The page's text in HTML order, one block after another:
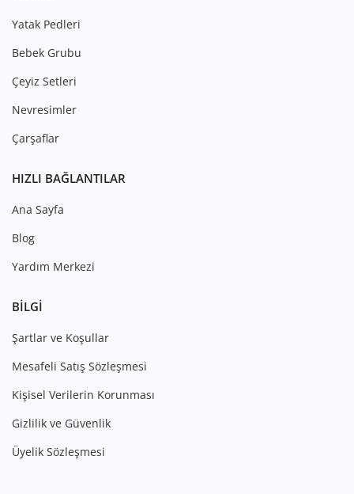
Yatak Pedleri
Bebek Grubu
Çeyiz Setleri
Nevresimler
Çarşaflar
HIZLI BAĞLANTILAR
Ana Sayfa
Blog
Yardım Merkezi
BILGI
Şartlar ve Koşullar
Mesafeli Satış Sözleşmesi
Kişisel Verilerin Korunması
Gizlilik ve Güvenlik
Üyelik Sözleşmesi